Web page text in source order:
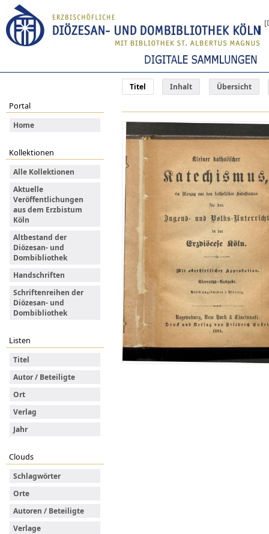
Titel Inhalt Übersicht
Portal
Home
Kollektionen
Alle Kollektionen
Aktuelle
Veröffentlichungen
aus dem Erzbistum
Köln
Altbestand der
Diözesan- und
Dombibliothek
Handschriften
Schriftenreihen der
Diözesan- und
Dombibliothek
Listen
Titel
Autor / Beteiligte
Ort
Verlag
Jahr
Clouds
Schlagwörter
Orte
Autoren / Beteiligte
Verlage